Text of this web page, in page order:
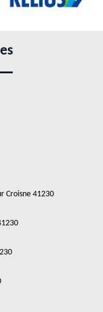
Croisne 41230